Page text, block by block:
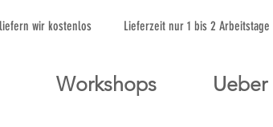
liefern wir kostenlos Lieferzeit nur 1 bis 2
Workshops Ueber